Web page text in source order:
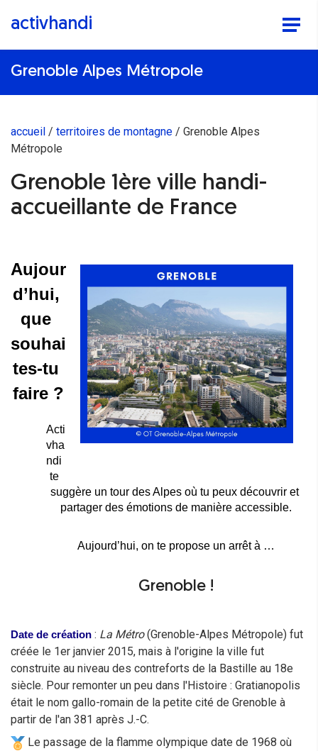
activhandi
Grenoble Alpes Métropole
accueil territoires de montagne
Grenoble Alpes
Métropole
Grenoble 1ère ville handi-
accueillante de France
Aujour
d’hui,
que
souhai
tes-tu
faire ?
Acti
vha
ndi
te
suggère un tour des Alpes où tu peux découvrir et
partager des émotions de manière accessible.
Aujourd’hui, on te propose un arrêt à …
Grenoble !
Date de création : La Métro(Grenoble-Alpes Métropole) fut
créée le 1er janvier 2015, mais à l'origine la ville fut
construite au niveau des contreforts de la Bastille au 18e
siècle. Pour remonter un peu dans l'Histoire : Gratianopolis
était le nom gallo-romain de la petite cité de Grenoble à
partir de l'an 381 après J.-C.
Le passage de la flamme olympique date de 1968 où